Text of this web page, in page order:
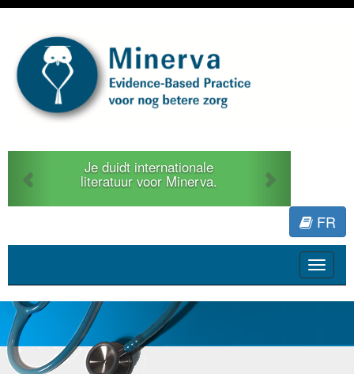
Je duidt internationale
literatuur voor Minerva.
Previous
FR
Toggle